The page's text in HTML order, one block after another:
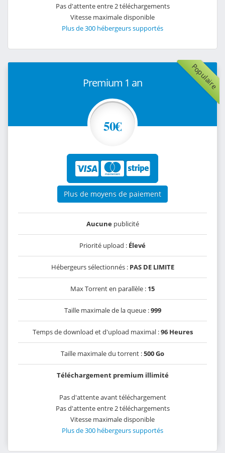
Pas d'attente entre 2 téléchargements
Vitesse maximale disponible
Plus de 300 hébergeurs supportés
Populaire
Premium 1 an
50€
Plus de moyens de paiement
Aucunepublicité
Priorité upload : Élevé
Hébergeurs sélectionnés : PAS DE LIMITE
Max Torrent en parallèle : 15
Taille maximale de la queue :999
Temps de download et d'upload maximal :96 Heures
Taille maximale du torrent :500 Go
Téléchargement premium illimité
Pas d'attente avant téléchargement
Pas d'attente entre 2 téléchargements
Vitesse maximale disponible
Plus de 300 hébergeurs supportés